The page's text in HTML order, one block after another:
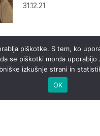
31.12.21
piškotke. S tem, ko
se piškotki morda uporabijo
izkušnje strani in
OK